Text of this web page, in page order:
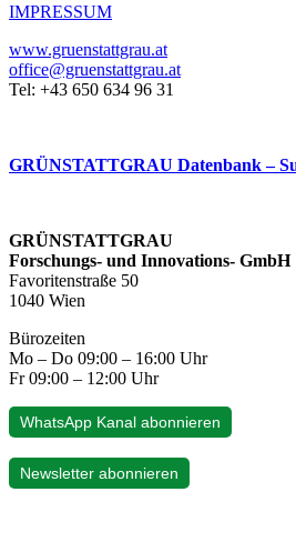
IMPRESSUM
www.gruenstattgrau.at
office@gruenstattgrau.at
Tel: +43 650 634 96 31
GRÜNSTATTGRAU Datenbank –
GRÜNSTATTGRAU
Forschungs- und Innovations- GmbH
Favoritenstraße 50
1040 Wien
Bürozeiten
Mo – Do 09:00 – 16:00 Uhr
Fr 09:00 – 12:00 Uhr
WhatsApp Kanal abonnieren
Newsletter abonnieren